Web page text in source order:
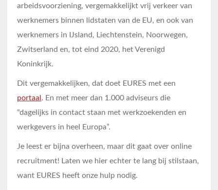
arbeidsvoorziening, vergemakkelijkt vrij verkeer van
werknemers binnen lidstaten van de EU, en ook van
werknemers in IJsland, Liechtenstein, Noorwegen,
Zwitserland en, tot eind 2020, het Verenigd
Koninkrijk.
Dit vergemakkelijken, dat doet EURES met een
portaal. En met meer dan 1.000 adviseurs die
“dagelijks in contact staan met werkzoekenden en
werkgevers in heel Europa”.
Je leest er bijna overheen, maar dit gaat over online
recruitment! Laten we hier echter te lang bij stilstaan,
want EURES heeft onze hulp nodig.